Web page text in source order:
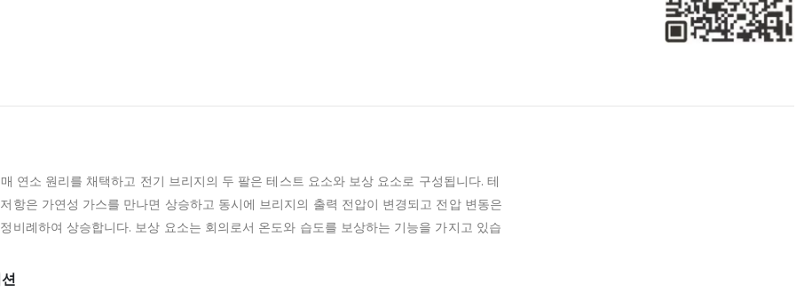
연소 원리를 채택하고 전기 브리지의 두 팔은 테스트 요소와 보상 요소로 구성됩니다. 테
항은 가연성 가스를 만나면 상승하고 동시에 브리지의 출력 전압이 변경되고 전압 변동은
비례하여 상승합니다. 보상 요소는 회의로서 온도와 습도를 보상하는 기능을 가지고 있습